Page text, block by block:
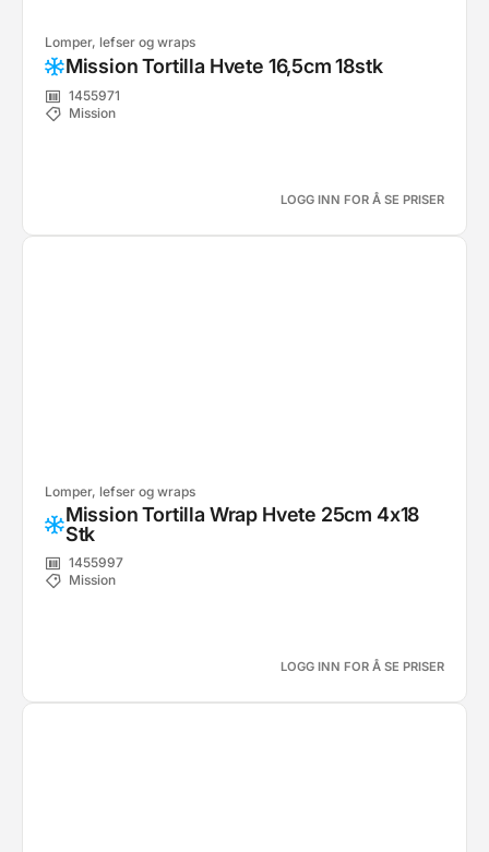
Lomper, lefser og wraps
Mission Tortilla Hvete 16,5cm 18stk
1455971
Mission
LOGG INN FOR Å SE PRISER
Lomper, lefser og wraps
Mission Tortilla Wrap Hvete 25cm 4x18
Stk
1455997
Mission
LOGG INN FOR Å SE PRISER